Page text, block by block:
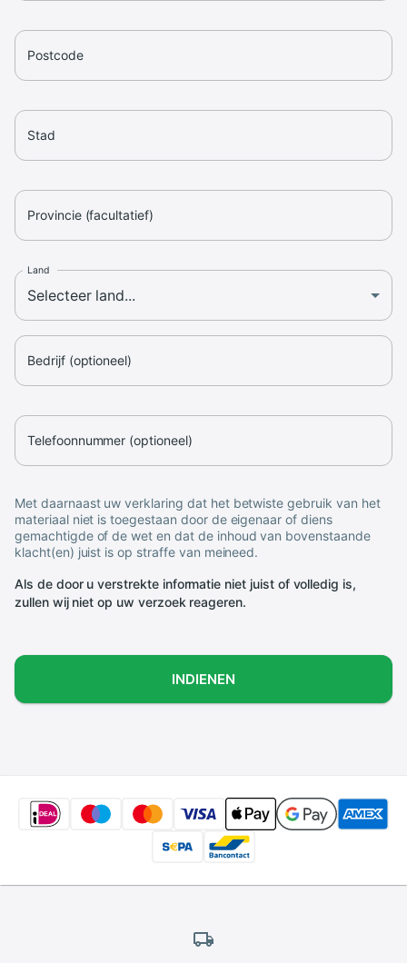
Postcode
Stad
Provincie (facultatief)
Land
Bedrijf (optioneel)
Telefoonnummer (optioneel)
Met daarnaast uw verklaring dat het betwiste gebruik van het
materiaal niet is toegestaan door de eigenaar of diens
gemachtigde of de wet en dat de inhoud van bovenstaande
klacht(en) juist is op straffe van meineed.
Als de door u verstrekte informatie niet juist of volledig is,
zullen wij niet op uw verzoek reageren.
INDIENEN